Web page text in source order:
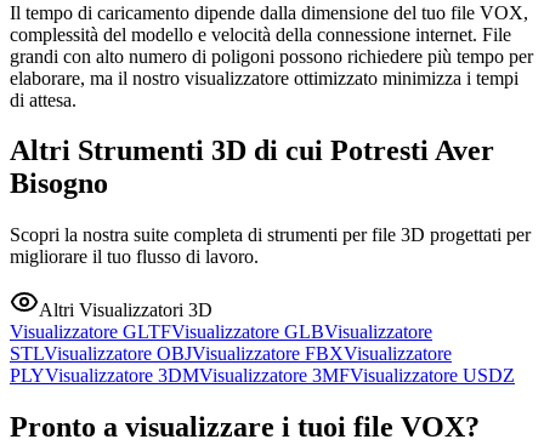
Il tempo di caricamento dipende dalla dimensione del tuo file VOX,
complessità del modello e velocità della connessione internet. File
grandi con alto numero di poligoni possono richiedere più tempo per
elaborare, ma il nostro visualizzatore ottimizzato minimizza i tempi
di attesa.
Altri Strumenti 3D di cui Potresti Aver
Bisogno
Scopri la nostra suite completa di strumenti per file 3D progettati per
migliorare il tuo flusso di lavoro.
Altri Visualizzatori 3D
Visualizzatore GLTFVisualizzatore GLBVisualizzatore
STLVisualizzatore OBJVisualizzatore FBXVisualizzatore
PLYVisualizzatore 3DMVisualizzatore 3MFVisualizzatore USDZ
Pronto a visualizzare i tuoi file VOX?